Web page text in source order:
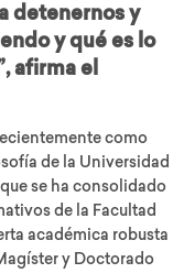
detenernos y
y qué es lo
afirma el
como
de la Universidad
se ha consolidado
de la Facultad
académica robusta
y Doctorado